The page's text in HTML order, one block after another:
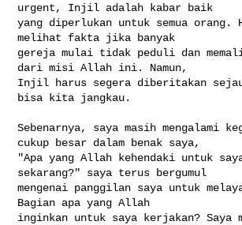
urgent, Injil adalah kabar baik
yang diperlukan untuk semua
melihat fakta jika banyak
gereja mulai tidak peduli dan
dari misi Allah ini. Namun,
Injil harus segera diberitakan
bisa kita jangkau.
Sebenarnya, saya masih mengalami
cukup besar dalam benak saya,
"Apa yang Allah kehendaki untuk
sekarang?" saya terus bergumul
mengenai panggilan saya untuk
Bagian apa yang Allah
inginkan untuk saya kerjakan? Saya